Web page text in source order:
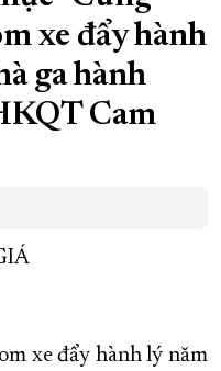
CẮT ĐIỆN
TRIỂN TỈNH KHÁNH HÒA
THÀNH PHỐ TRỰC THUỘC
xe đẩy hành
ga hành
Cam
xe đẩy hành lý năm